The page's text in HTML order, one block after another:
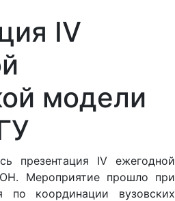
IV
модели
презентация IV ежегодной
Мероприятие прошло при
по координации вузовских